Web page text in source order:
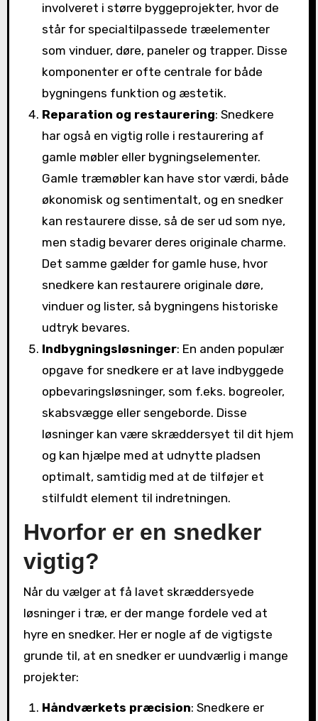
involveret i større byggeprojekter, hvor de
står for specialtilpassede træelementer
som vinduer, døre, paneler og trapper. Disse
komponenter er ofte centrale for både
bygningens funktion og æstetik.
Reparation og restaurering: Snedkere
har også en vigtig rolle i restaurering af
gamle møbler eller bygningselementer.
Gamle træmøbler kan have stor værdi, både
økonomisk og sentimentalt, og en snedker
kan restaurere disse, så de ser ud som nye,
men stadig bevarer deres originale charme.
Det samme gælder for gamle huse, hvor
snedkere kan restaurere originale døre,
vinduer og lister, så bygningens historiske
udtryk bevares.
Indbygningsløsninger: En anden populær
opgave for snedkere er at lave indbyggede
opbevaringsløsninger, som f.eks. bogreoler,
skabsvægge eller sengeborde. Disse
løsninger kan være skræddersyet til dit hjem
og kan hjælpe med at udnytte pladsen
optimalt, samtidig med at de tilføjer et
stilfuldt element til indretningen.
Hvorfor er en snedker
vigtig?
Når du vælger at få lavet skræddersyede
løsninger i træ, er der mange fordele ved at
hyre en snedker. Her er nogle af de vigtigste
grunde til, at en snedker er uundværlig i mange
projekter:
Håndværkets præcision: Snedkere er